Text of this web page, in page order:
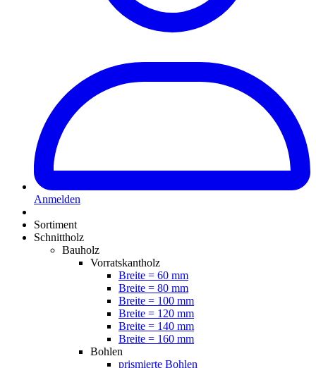
Anmelden
Sortiment
Schnittholz
Bauholz
Vorratskantholz
Breite = 60 mm
Breite = 80 mm
Breite = 100 mm
Breite = 120 mm
Breite = 140 mm
Breite = 160 mm
Bohlen
prismierte Bohlen